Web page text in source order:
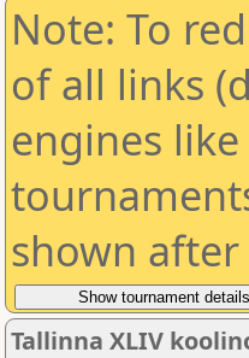
Note: To
of all links
engines
shown
Tallinna XLIV